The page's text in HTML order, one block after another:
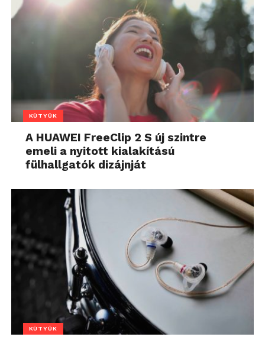
KÜTYÜK
A HUAWEI FreeClip 2 S új szintre
emeli a nyitott kialakítású
fülhallgatók dizájnját
KÜTYÜK